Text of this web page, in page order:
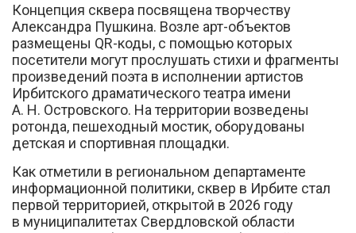
Концепция сквера посвящена творчеству
Александра Пушкина. Возле арт-объектов
размещены QR-коды, с помощью которых
посетители могут прослушать стихи и фрагменты
произведений поэта в исполнении артистов
Ирбитского драматического театра имени
А. Н. Островского. На территории возведены
ротонда, пешеходный мостик, оборудованы
детская и спортивная площадки.
Как отметили в региональном департаменте
информационной политики, сквер в Ирбите стал
первой территорией, открытой в 2026 году
в муниципалитетах Свердловской области